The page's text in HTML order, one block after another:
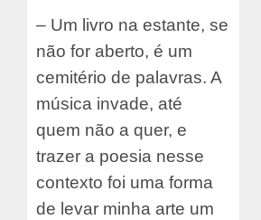
– Um livro na estante, se
não for aberto, é um
cemitério de palavras. A
música invade, até
quem não a quer, e
trazer a poesia nesse
contexto foi uma forma
de levar minha arte um